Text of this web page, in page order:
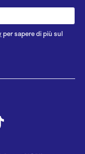
per sapere di più sul